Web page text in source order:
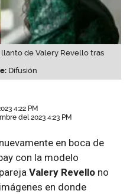
llanto de Valery Revello tras
Difusión
4:22 PM
del 2023 4:23 PM
en boca de
con la modelo
Valery Revello no
en donde